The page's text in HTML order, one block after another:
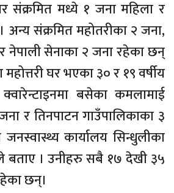
संक्रमित मध्ये १ जना महिला र
संक्रमित महोतरीका २ जना,
नेपाली सेनाका २ जना रहेका छन्
घर भएका ३० र १९ वर्षीय
बसेका कमलामाई
र तिनपाटन गाउँपालिकाका ३
कार्यालय सिन्धुलीका
बताए । उनीहरु सबै १७ देखी ३५
छन्।